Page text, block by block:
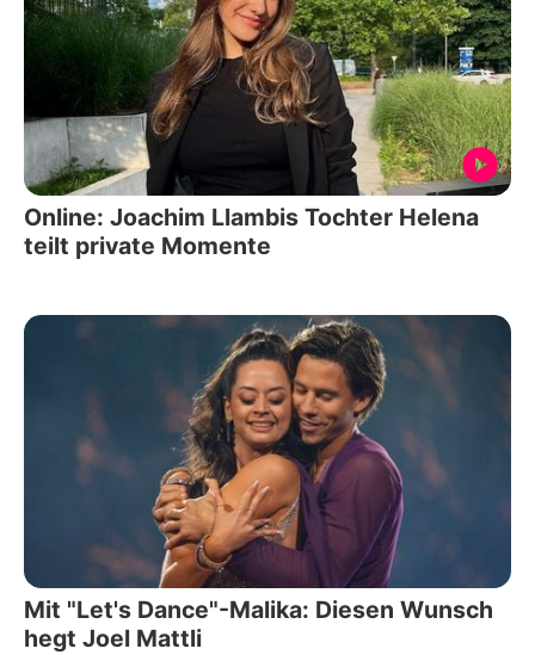
Online: Joachim Llambis Tochter Helena
teilt private Momente
Mit "Let's Dance"-Malika: Diesen Wunsch
hegt Joel Mattli